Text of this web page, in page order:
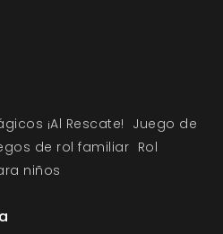
¡Al Rescate! Juego de
de rol familiar Rol
niños